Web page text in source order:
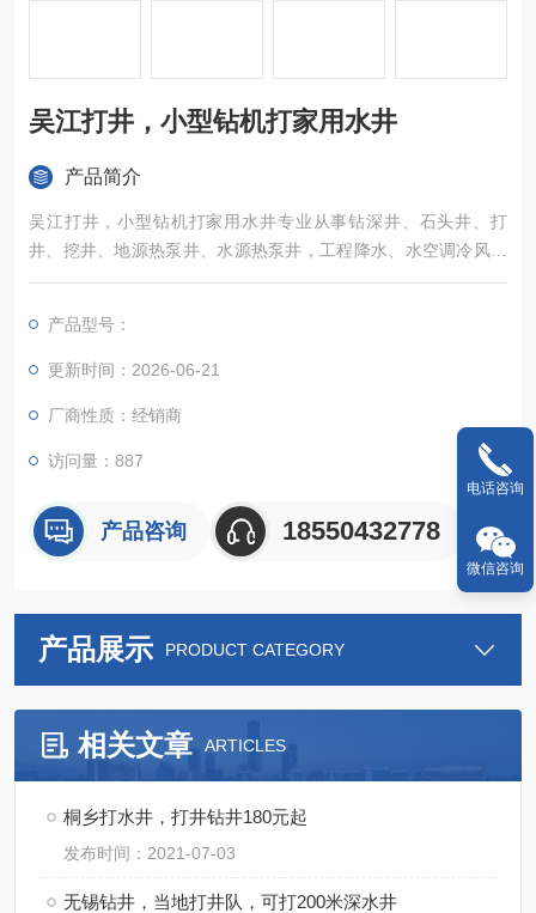
吴江打井，小型钻机打家用水井
产品简介
吴江打井，小型钻机打家用水井专业从事钻深井、石头井、打
井、挖井、地源热泵井、水源热泵井，工程降水、水空调冷风机
负压机和水帘墙及各种通风降温换气、除尘设备销售及安装等业
产品型号：
更新时间：2026-06-21
厂商性质：经销商
访问量：887
产品咨询 18550432778
产品展示 PRODUCT CATEGORY
相关文章 ARTICLES
桐乡打水井，打井钻井180元起
发布时间：2021-07-03
无锡钻井，当地打井队，可打200米深水井
电话咨询
微信咨询